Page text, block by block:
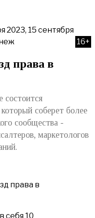
2023, 15 сентября
16+
права в
состоится
соберет более
сообщества -
маркетологов
себя 10